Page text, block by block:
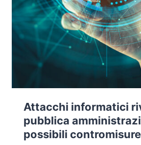
Attacchi informatici
pubblica
possibili contromisure